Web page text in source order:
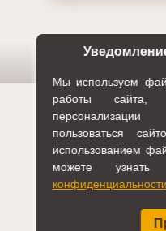
Мы используем
работы сайта,
пользоваться
использованием
можете
конфиденциальности